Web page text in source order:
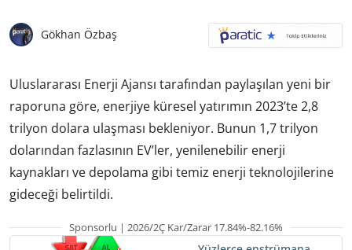
Gökhan Özbaş
Uluslararası Enerji Ajansı tarafından paylaşılan yeni bir
raporuna göre, enerjiye küresel yatırımın 2023’te 2,8
trilyon dolara ulaşması bekleniyor. Bunun 1,7 trilyon
dolarından fazlasının EV’ler, yenilenebilir enerji
kaynakları ve depolama gibi temiz enerji teknolojilerine
gideceği belirtildi.
Sponsorlu | 2026/2Ç Kar/Zarar 17.84%-82.16%